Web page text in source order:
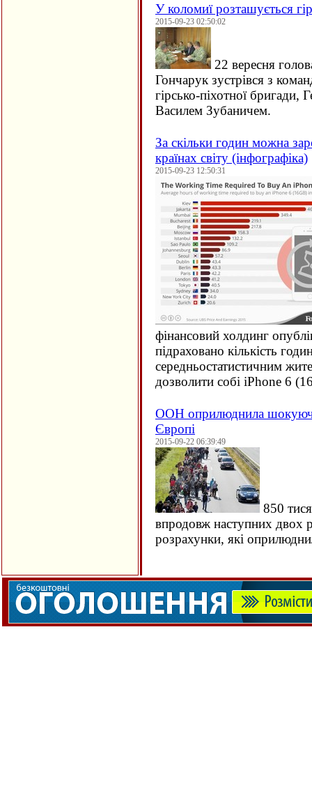
У коломиї розташується
2015-09-23 02:50:02
22 вересня
Гончарук зустрівся з
гірсько-піхотної бригади,
Василем Зубаничем.
За скільки годин можна
країнах світу (інфографіка)
2015-09-23 12:50:31
фінансовий холдинг
підраховано кількість
середньостатистичним
дозволити собі iPhone 6 (
ООН оприлюднила
Європі
2015-09-22 06:39:49
850
впродовж наступних двох
розрахунки, які